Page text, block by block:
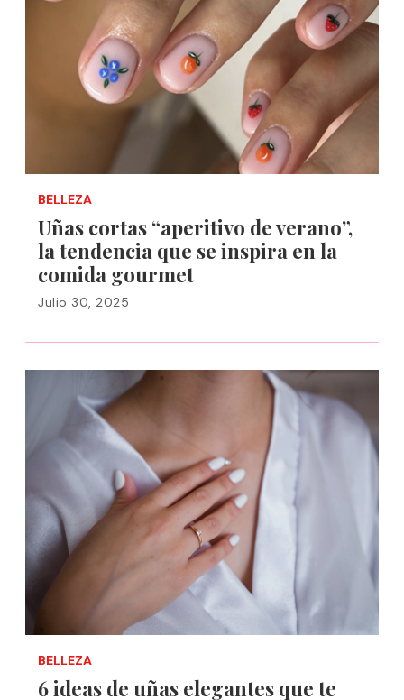
BELLEZA
Uñas cortas “aperitivo de verano”,
la tendencia que se inspira en la
comida gourmet
Julio 30, 2025
BELLEZA
6 ideas de uñas elegantes que te